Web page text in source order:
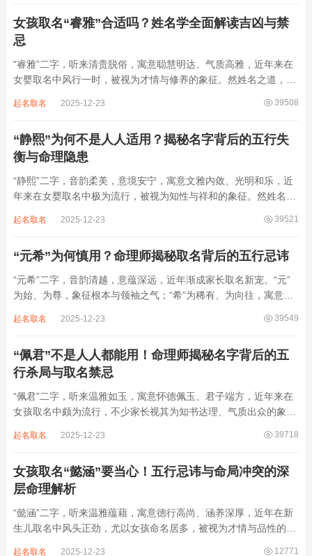
女孩取名“睿雅”合适吗？姓名学全面解读吉凶与禁
忌
“睿雅”二字，听来清贵脱俗，寓意聪慧明达、气质高雅，近年来在
女婴取名中风行一时，被视为才情与修养的象征。然姓名之道，贵
增心力。细察“睿雅”之局，实藏金水成势、火土受制之患，若不顾
39508
起名取名 2025-12-23
“静熙”为何不是人人适用？揭秘名字背后的五行失
衡与命理隐患
“静熙”二字，音韵柔美，意境安宁，寓意文雅内敛、光明和乐，近
年来在女婴取名中极为流行，被视为知性与祥和的象征。然姓名命
象，实藏金水偏寒、火气受制之弊，若不顾八字强弱，盲目套用，
39521
起名取名 2025-12-23
“元希”为何慎用？命理师揭秘取名背后的五行忌讳
“元希”二字，音韵清越，意蕴深远，近年渐成家长取名新宠。“元”
为始、为尊，象征根本与领袖之气；“希”为稀有、为向往，寓意卓
象。然姓名非止文雅，实为命理气场之枢纽。一字之选，关乎运途
39549
起名取名 2025-12-23
“佩君”不是人人都能用！命理师揭秘名字背后的五
行杀局与取名禁忌
“佩君”二字，听来温雅如玉，寓意怀德佩玉、君子端方，近年来在
女孩取名中颇为流行，不少家长视其为知书达理、气质出众的象
察“佩君”之象，实藏金气过旺、木土受制之局，若不顾命主五行强
39718
起名取名 2025-12-23
女孩取名“懿涵”要当心！五行忌讳与命局冲突的深
层命理解析
“懿涵”二字，听来温雅蕴藉，寓意德行高尚、涵养深厚，近年在新
生儿取名中风头正劲，尤以女孩命名居多，被视为才情与品性的完
12771
起名取名 2025-12-23